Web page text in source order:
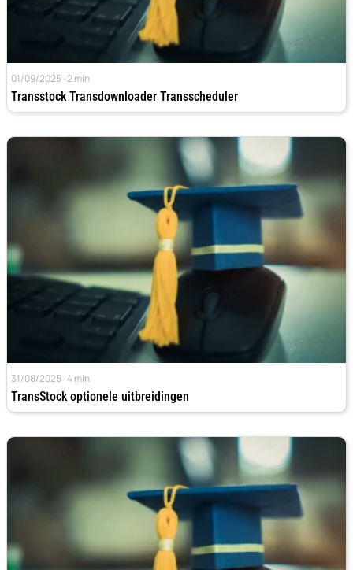
01/09/2025 · 2 min
Transstock Transdownloader Transscheduler
31/08/2025 · 4 min
TransStock optionele uitbreidingen